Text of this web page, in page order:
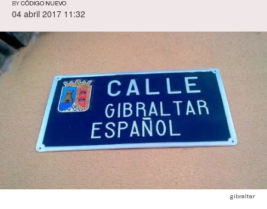
BY CÓDIGO NUEVO
04 abril 2017 11:32
gibraltar